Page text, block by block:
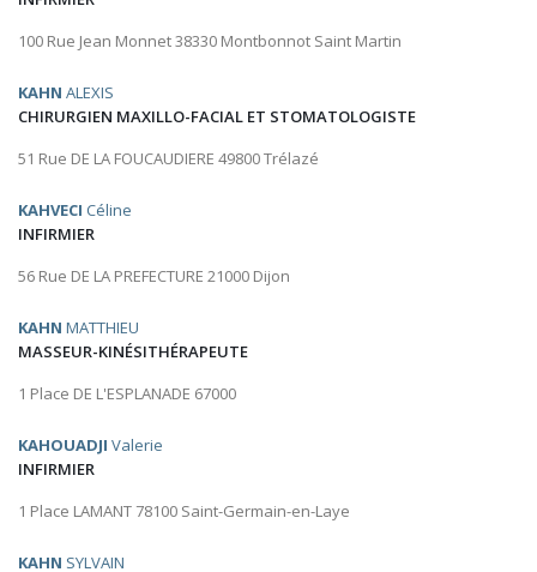
100 Rue Jean Monnet 38330 Montbonnot Saint Martin
KAHN ALEXIS
CHIRURGIEN MAXILLO-FACIAL ET STOMATOLOGISTE
51 Rue DE LA FOUCAUDIERE 49800 Trélazé
KAHVECI Céline
INFIRMIER
56 Rue DE LA PREFECTURE 21000 Dijon
KAHN MATTHIEU
MASSEUR-KINÉSITHÉRAPEUTE
1 Place DE L'ESPLANADE 67000
KAHOUADJI Valerie
INFIRMIER
1 Place LAMANT 78100 Saint-Germain-en-Laye
KAHN SYLVAIN